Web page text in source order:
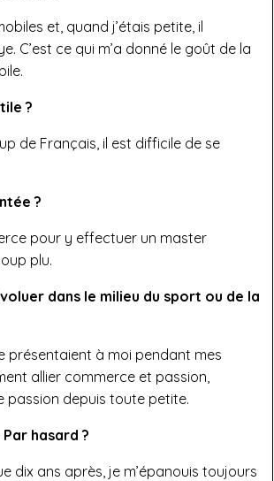
et, quand j’étais petite, il
C’est ce qui m’a donné le goût de la
?
de Français, il est difficile de se
?
pour y effectuer un master
plu.
dans le milieu du sport ou de la
présentaient à moi pendant mes
allier commerce et passion,
passion depuis toute petite.
hasard ?
dix ans après, je m’épanouis toujours